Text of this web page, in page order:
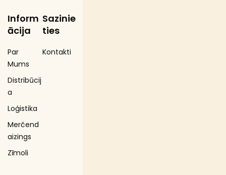
Inform
ācija
Par
Mums
Distribūcij
a
Loģistika
Merčend
aizings
Zīmoli
Sazinie
ties
Kontakti